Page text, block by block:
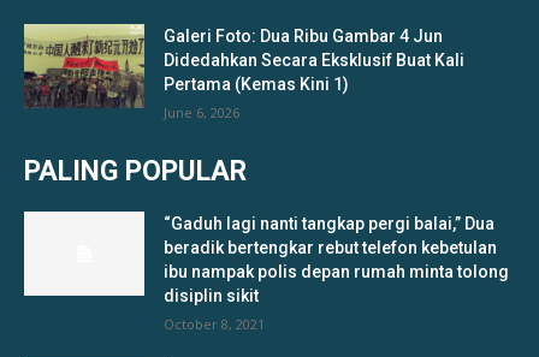
Galeri Foto: Dua Ribu Gambar 4 Jun
Didedahkan Secara Eksklusif Buat Kali
Pertama (Kemas Kini 1)
June 6, 2026
PALING POPULAR
“Gaduh lagi nanti tangkap pergi balai,” Dua
beradik bertengkar rebut telefon kebetulan
ibu nampak polis depan rumah minta tolong
disiplin sikit
October 8, 2021